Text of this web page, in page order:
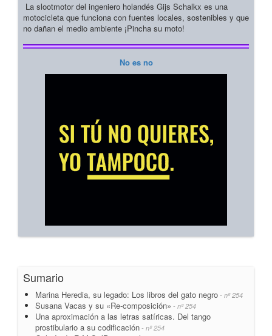
La slootmotor del ingeniero holandés Gijs Schalkx es una
motocicleta que funciona con fuentes locales, sostenibles y que
no dañan el medio ambiente ¡Pincha su moto!
No es no
Sumario
Marina Heredia, su legado: Los libros del gato negro - nº 254
Susana Vacas y su «Re-composición» - nº 254
Una aproximación a las letras satíricas. Del tango
prostibulario a su codificación - nº 254